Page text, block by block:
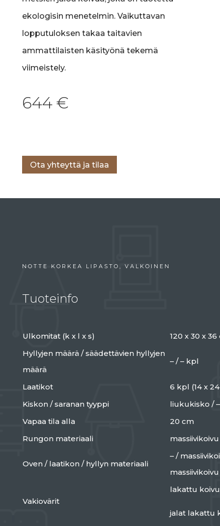
ekologisin menetelmin. Vaikuttavan
lopputuloksen takaa taitavien
ammattilaisten käsityönä tekemä
viimeistely.
644 €
Ota yhteyttä ja tilaa
NOTTE KORKEA LIPASTO, VALKOINEN
Tuoteinfo
Ulkomitat (k x l x s)
120 x 30 x 36
Hyllyjen määrä / säädettävien hyllyjen
määrä
– / – kpl
Laatikot
6 kpl (14 x
Kiskon / saranan tyyppi
liukukisko / –
Vapaa tila alla
20 cm
Rungon materiaali
massiivikoivu
Oven / laatikon / hyllyn materiaali
– /
massiivikoivu
Vakiovärit
lakattu
jalat lakattu